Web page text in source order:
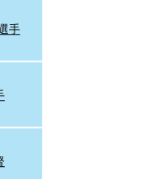
手